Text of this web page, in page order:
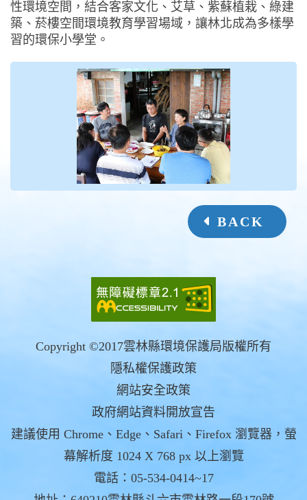
性環境空間，結合客家文化、艾草、紫蘇植栽、綠建
築、菸樓空間環境教育學習場域，讓林北成為多樣學
習的環保小學堂。
BACK
Copyright ©2017雲林縣環境保護局版權所有
隱私權保護政策
網站安全政策
政府網站資料開放宣告
建議使用 Chrome、Edge、Safari、Firefox 瀏覽器，螢
幕解析度 1024 X 768 px 以上瀏覽
電話：05-534-0414~17